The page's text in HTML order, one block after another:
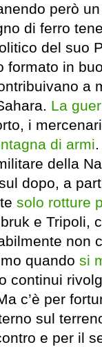
però
di ferro
del suo
formato in
a
La
i
di armi
della
dopo, a
solo rotture
e Tripoli,
non
quando si
continui
c’è per
sul
e per il